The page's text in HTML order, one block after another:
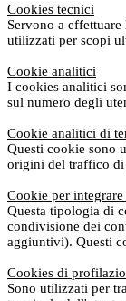
Cookies tecnici
Servono a
utilizzati per scopi
Cookie analitici
I cookies analitici
sul numero degli
Cookie analitici di
Questi cookie sono
origini del traffico di
Cookie per
Questa tipologia di
condivisione dei
aggiuntivi). Questi
Cookies di
Sono utilizzati per